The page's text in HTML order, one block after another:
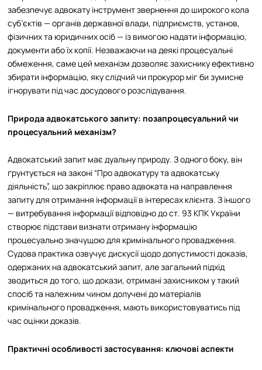
забезпечує адвокату інструмент звернення до широкого кола
суб’єктів — органів державної влади, підприємств, установ,
фізичних та юридичних осіб — із вимогою надати інформацію,
документи або їх копії. Незважаючи на деякі процесуальні
обмеження, саме цей механізм дозволяє захиснику ефективно
збирати інформацію, яку слідчий чи прокурор міг би зумисне
ігнорувати під час досудового розслідування.​
Природа адвокатського запиту: позапроцесуальний чи
процесуальний механізм?
Адвокатський запит має дуальну природу. З одного боку, він
ґрунтується на законі “Про адвокатуру та адвокатську
діяльність”, що закріплює право адвоката на направлення
запиту для отримання інформації в інтересах клієнта. З іншого
— витребування інформації відповідно до ст. 93 КПК України
створює підстави визнати отриману інформацію
процесуально значущою для кримінального провадження.
Судова практика озвучує дискусії щодо допустимості доказів,
одержаних на адвокатський запит, але загальний підхід
зводиться до того, що докази, отримані захисником у такий
спосіб та належним чином долучені до матеріалів
кримінального провадження, мають використовуватись під
час оцінки доказів.​
Практичні особливості застосування: ключові аспекти